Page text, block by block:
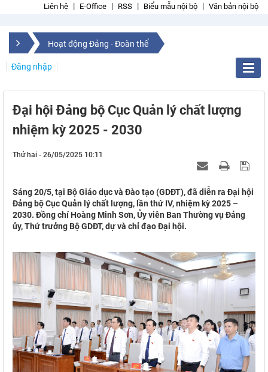
Liên hệ E-Office RSS Biểu mẫu nội bộ Văn bản nội bộ
Hoạt động Đảng - Đoàn thể
Đăng nhập
Đại hội Đảng bộ Cục Quản lý chất lượng
nhiệm kỳ 2025 - 2030
Thứ hai - 26/05/2025 10:11
Sáng 20/5, tại Bộ Giáo dục và Đào tạo (GDĐT), đã diễn ra Đại hội
Đảng bộ Cục Quản lý chất lượng, lần thứ IV, nhiệm kỳ 2025 –
2030. Đồng chí Hoàng Minh Sơn, Ủy viên Ban Thường vụ Đảng
ủy, Thứ trưởng Bộ GDĐT, dự và chỉ đạo Đại hội.